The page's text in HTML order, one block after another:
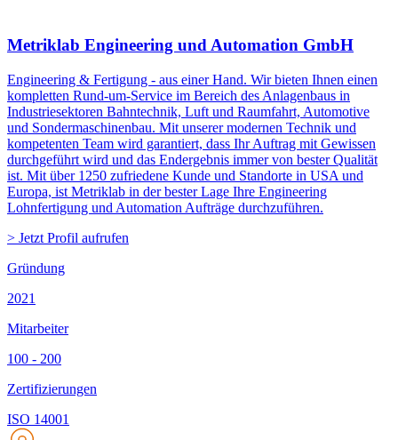
Metriklab Engineering und Automation GmbH
Engineering & Fertigung - aus einer Hand. Wir bieten Ihnen einen
kompletten Rund-um-Service im Bereich des Anlagenbaus in
Industriesektoren Bahntechnik, Luft und Raumfahrt, Automotive
und Sondermaschinenbau. Mit unserer modernen Technik und
kompetenten Team wird garantiert, dass Ihr Auftrag mit Gewissen
durchgeführt wird und das Endergebnis immer von bester Qualität
ist. Mit über 1250 zufriedene Kunde und Standorte in USA und
Europa, ist Metriklab in der bester Lage Ihre Engineering
Lohnfertigung und Automation Aufträge durchzuführen.
> Jetzt Profil aufrufen
Gründung
2021
Mitarbeiter
100 - 200
Zertifizierungen
ISO 14001